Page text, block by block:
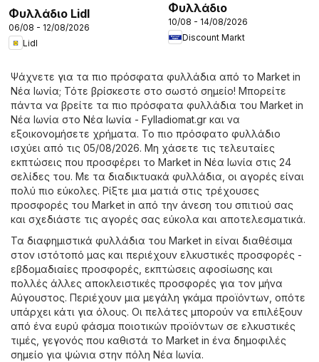
Φυλλάδιο Lidl
06/08 - 12/08/2026
Lidl
Φυλλάδιο
10/08 - 14/08/2026
Discount Markt
Ψάχνετε για τα πιο πρόσφατα φυλλάδια από το Market in
Νέα Ιωνία; Τότε βρίσκεστε στο σωστό σημείο! Μπορείτε
πάντα να βρείτε τα πιο πρόσφατα φυλλάδια του Market in
Νέα Ιωνία στο Νέα Ιωνία - Fylladiomat.gr και να
εξοικονομήσετε χρήματα. Το πιο πρόσφατο φυλλάδιο
ισχύει από τις 05/08/2026. Μη χάσετε τις τελευταίες
εκπτώσεις που προσφέρει το Market in Νέα Ιωνία στις 24
σελίδες του. Με τα διαδικτυακά φυλλάδια, οι αγορές είναι
πολύ πιο εύκολες. Ρίξτε μια ματιά στις τρέχουσες
προσφορές του Market in από την άνεση του σπιτιού σας
και σχεδιάστε τις αγορές σας εύκολα και αποτελεσματικά.
Τα διαφημιστικά φυλλάδια του Market in είναι διαθέσιμα
στον ιστότοπό μας και περιέχουν ελκυστικές προσφορές -
εβδομαδιαίες προσφορές, εκπτώσεις αφοσίωσης και
πολλές άλλες αποκλειστικές προσφορές για τον μήνα
Αύγουστος. Περιέχουν μια μεγάλη γκάμα προϊόντων, οπότε
υπάρχει κάτι για όλους. Οι πελάτες μπορούν να επιλέξουν
από ένα ευρύ φάσμα ποιοτικών προϊόντων σε ελκυστικές
τιμές, γεγονός που καθιστά το Market in ένα δημοφιλές
σημείο για ψώνια στην πόλη Νέα Ιωνία.